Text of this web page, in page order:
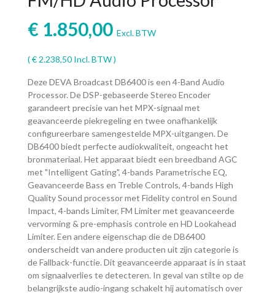
€ 1.850,00 Excl. BTW
(€2.238,50Incl. BTW )
Deze DEVA Broadcast DB6400 is een 4-Band Audio
Processor. De DSP-gebaseerde Stereo Encoder
garandeert precisie van het MPX-signaal met
geavanceerde piekregeling en twee onafhankelijk
configureerbare samengestelde MPX-uitgangen. De
DB6400 biedt perfecte audiokwaliteit, ongeacht het
bronmateriaal. Het apparaat biedt een breedband AGC
met "Intelligent Gating", 4-bands Parametrische EQ,
Geavanceerde Bass en Treble Controls, 4-bands High
Quality Sound processor met Fidelity control en Sound
Impact, 4-bands Limiter, FM Limiter met geavanceerde
vervorming & pre-emphasis controle en HD Lookahead
Limiter. Een andere eigenschap die de DB6400
onderscheidt van andere producten uit zijn categorie is
de Fallback-functie. Dit geavanceerde apparaat is in staat
om signaalverlies te detecteren. In geval van stilte op de
belangrijkste audio-ingang schakelt hij automatisch over